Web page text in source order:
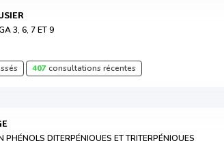
3, 6, 7 ET 9
407consultations récentes
PHÉNOLS DITERPÉNIQUES ET TRITERPÉNIQUES